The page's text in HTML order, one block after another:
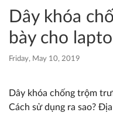
Dây khóa
bày cho
Friday, May 10, 2019
Dây khóa chống trộm
Cách sử dụng ra sao?